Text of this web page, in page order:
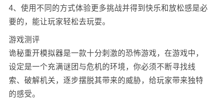
4、使用不同的方式体验更多挑战并得到快乐和放松感是必
要的，能让玩家轻松去玩耍。
游戏测评
诡秘重开模拟器是一款十分刺激的恐怖游戏，在游戏中，
设定是一个充满谜团与危机的环境，你必须不断寻找线
索、破解机关，逐步摆脱其带来的威胁，给玩家带来独特
的感受。